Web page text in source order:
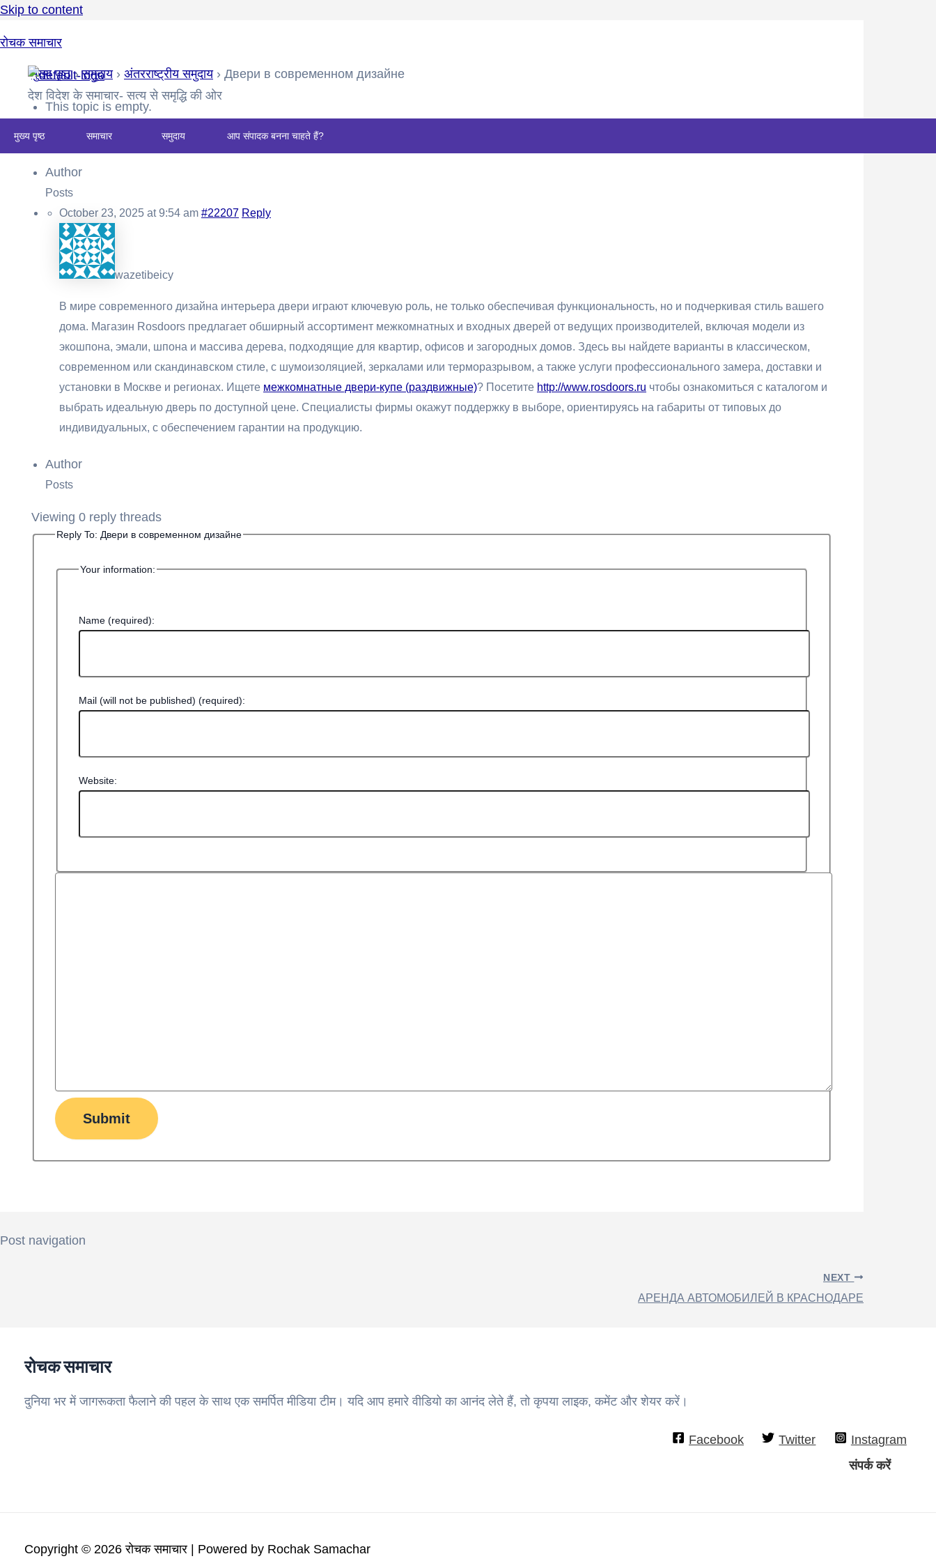
Skip to content
रोचक समाचार
देश विदेश के समाचार- सत्य से समृद्धि की ओर
मुख्य पृष्ठ समाचार समुदाय आप संपादक बनना चाहते हैं?
मुख्य पृष्ठ › समुदाय › अंतरराष्ट्रीय समुदाय › Двери в современном дизайне
This topic is empty.
Viewing 0 reply threads
Author
Posts
October 23, 2025 at 9:54 am #22207 Reply
wazetibeicy
В мире современного дизайна интерьера двери играют ключевую роль, не только обеспечивая функциональность, но и подчеркивая стиль вашего
дома. Магазин Rosdoors предлагает обширный ассортимент межкомнатных и входных дверей от ведущих производителей, включая модели из
экошпона, эмали, шпона и массива дерева, подходящие для квартир, офисов и загородных домов. Здесь вы найдете варианты в классическом,
современном или скандинавском стиле, с шумоизоляцией, зеркалами или терморазрывом, а также услуги профессионального замера, доставки и
установки в Москве и регионах. Ищете межкомнатные двери-купе (раздвижные)? Посетите http://www.rosdoors.ru чтобы ознакомиться с каталогом и
выбрать идеальную дверь по доступной цене. Специалисты фирмы окажут поддержку в выборе, ориентируясь на габариты от типовых до
индивидуальных, с обеспечением гарантии на продукцию.
Author
Posts
Viewing 0 reply threads
Reply To: Двери в современном дизайне
Your information:
Name (required):
Mail (will not be published) (required):
Website:
Submit
Post navigation
NEXT
АРЕНДА АВТОМОБИЛЕЙ В КРАСНОДАРЕ
रोचक समाचार
दुनिया भर में जागरूकता फैलाने की पहल के साथ एक समर्पित मीडिया टीम। यदि आप हमारे वीडियो का आनंद लेते हैं, तो कृपया लाइक, कमेंट और शेयर करें।
Facebook Twitter
Instagram
संपर्क करें
Copyright © 2026 रोचक समाचार | Powered by Rochak Samachar